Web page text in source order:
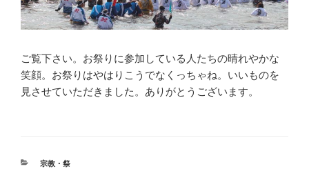
ご覧下さい。お祭りに参加している人たちの晴れやかな
笑顔。お祭りはやはりこうでなくっちゃね。いいものを
見させていただきました。ありがとうございます。
カ
宗教・祭